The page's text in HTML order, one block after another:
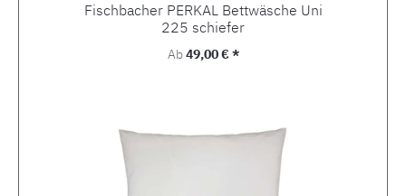
Fischbacher PERKAL Bettwäsche Uni
225 schiefer
Regulärer Preis:
Ab49,00 € *